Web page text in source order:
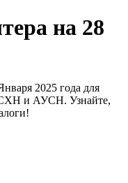
на 28
2025 года для
и АУСН. Узнайте,